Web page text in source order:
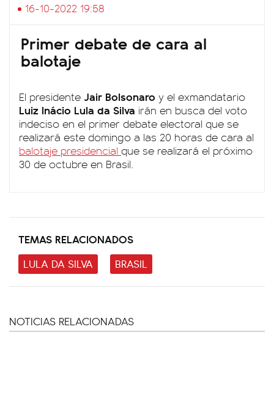
16-10-2022 19:58
Primer debate de cara al
balotaje
El presidente Jair Bolsonaro y el exmandatario
Luiz Inácio Lula da Silva irán en busca del voto
indeciso en el primer debate electoral que se
realizará este domingo a las 20 horas de cara al
balotaje presidencial que se realizará el próximo
30 de octubre en Brasil.
TEMAS RELACIONADOS
LULA DA SILVA
BRASIL
NOTICIAS RELACIONADAS